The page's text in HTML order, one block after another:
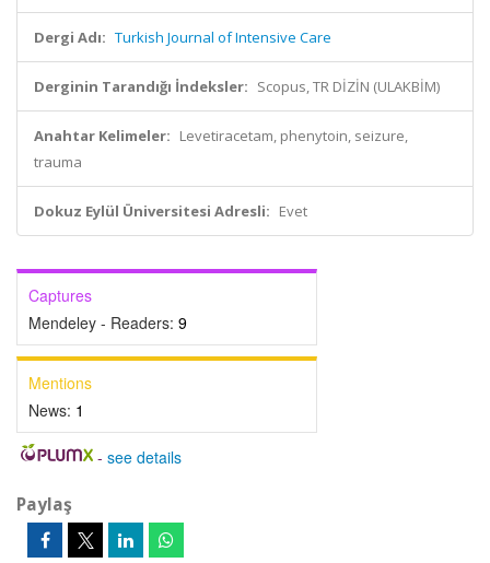
Dergi Adı: Turkish Journal of Intensive Care
Derginin Tarandığı İndeksler: Scopus, TR DİZİN (ULAKBİM)
Anahtar Kelimeler: Levetiracetam, phenytoin, seizure,
trauma
Dokuz Eylül Üniversitesi Adresli: Evet
Captures
Mendeley - Readers: 9
Mentions
News: 1
- see details
Paylaş